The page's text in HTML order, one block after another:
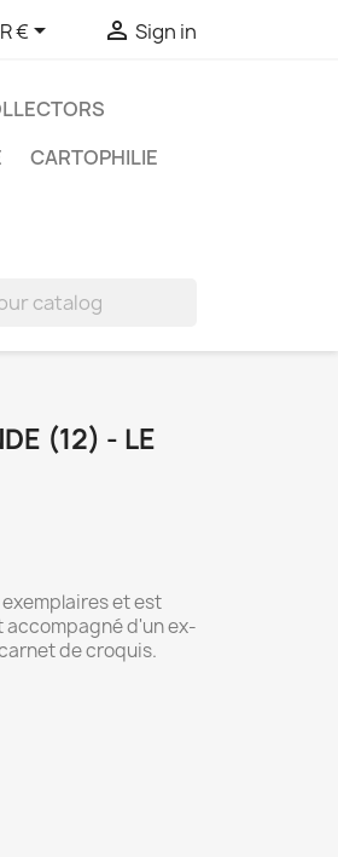
€  Sign in
CARTOPHILIE
(12) - LE
et est
accompagné d'un ex-
de croquis.